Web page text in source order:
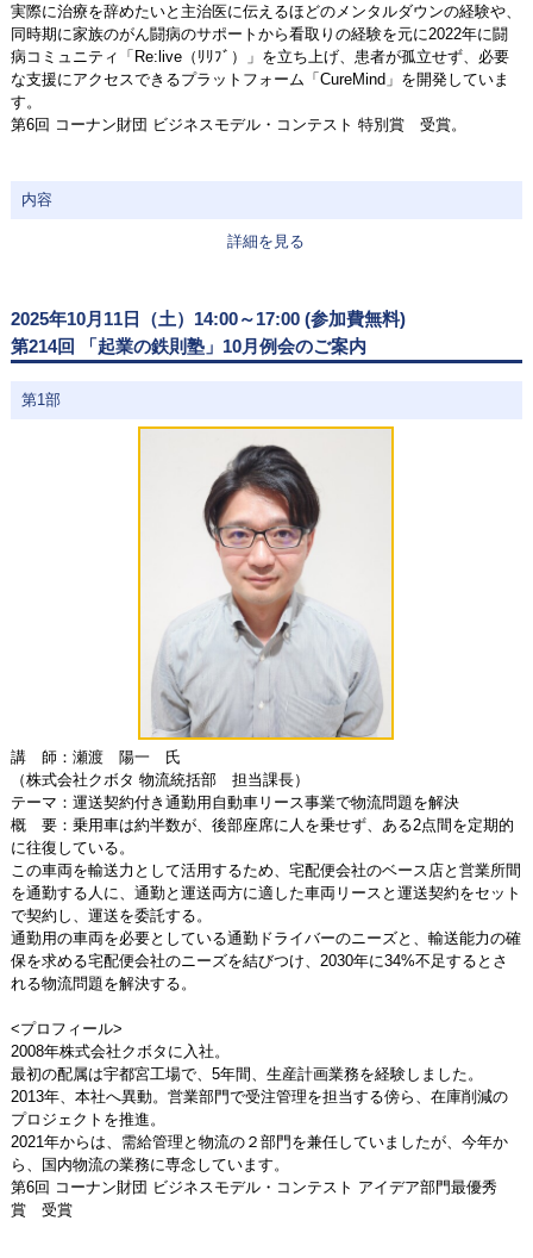
実際に治療を辞めたいと主治医に伝えるほどのメンタルダウンの経験や、
同時期に家族のがん闘病のサポートから看取りの経験を元に2022年に闘
病コミュニティ「Re:live（ﾘﾘﾌﾞ）」を立ち上げ、患者が孤立せず、必要
な支援にアクセスできるプラットフォーム「CureMind」を開発していま
す。
第6回 コーナン財団 ビジネスモデル・コンテスト 特別賞 受賞。
内容
詳細を見る
2025年10月11日（土）14:00～17:00 (参加費無料)
第214回 「起業の鉄則塾」10月例会のご案内
第1部
講 師：瀬渡 陽一 氏
（株式会社クボタ 物流統括部 担当課長）
テーマ：運送契約付き通勤用自動車リース事業で物流問題を解決
概 要：乗用車は約半数が、後部座席に人を乗せず、ある2点間を定期的
に往復している。
この車両を輸送力として活用するため、宅配便会社のベース店と営業所間
を通勤する人に、通勤と運送両方に適した車両リースと運送契約をセット
で契約し、運送を委託する。
通勤用の車両を必要としている通勤ドライバーのニーズと、輸送能力の確
保を求める宅配便会社のニーズを結びつけ、2030年に34%不足するとさ
れる物流問題を解決する。
<プロフィール>
2008年株式会社クボタに入社。
最初の配属は宇都宮工場で、5年間、生産計画業務を経験しました。
2013年、本社へ異動。営業部門で受注管理を担当する傍ら、在庫削減の
プロジェクトを推進。
2021年からは、需給管理と物流の２部門を兼任していましたが、今年か
ら、国内物流の業務に専念しています。
第6回 コーナン財団 ビジネスモデル・コンテスト アイデア部門最優秀
賞 受賞